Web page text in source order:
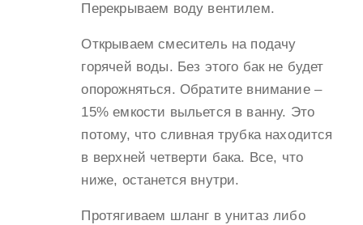
Перекрываем воду вентилем.
Открываем смеситель на подачу
горячей воды. Без этого бак не будет
опорожняться. Обратите внимание –
15% емкости выльется в ванну. Это
потому, что сливная трубка находится
в верхней четверти бака. Все, что
ниже, останется внутри.
Протягиваем шланг в унитаз либо